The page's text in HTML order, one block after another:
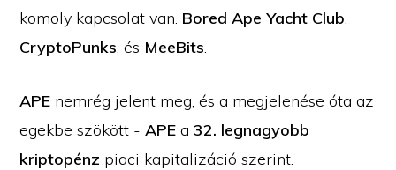
komoly kapcsolat van. Bored Ape Yacht Club,
CryptoPunks, és MeeBits.
APE nemrég jelent meg, és a megjelenése óta az
egekbe szökött - APE a32. legnagyobb
kriptopénz piaci kapitalizáció szerint.